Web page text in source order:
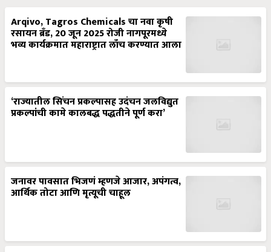
Arqivo, Tagros Chemicals चा नवा कृषी
रसायन ब्रँड, 20 जून 2025 रोजी नागपूरमध्ये
भव्य कार्यक्रमात महाराष्ट्रात लाँच करण्यात आला
‘राज्यातील सिंचन प्रकल्पासह उदंचन जलविद्युत
प्रकल्पांची कामे कालबद्ध पद्धतीने पूर्ण करा’
जनावर पावसात भिजणं म्हणजे आजार, अपंगत्व,
आर्थिक तोटा आणि मृत्यूची चाहूल